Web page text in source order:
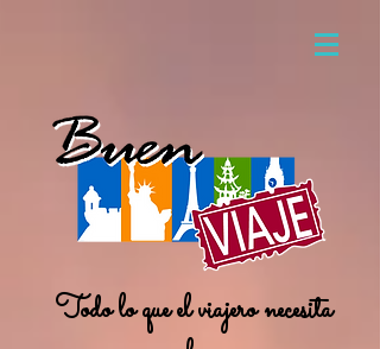
Todo lo que el viajero necesita